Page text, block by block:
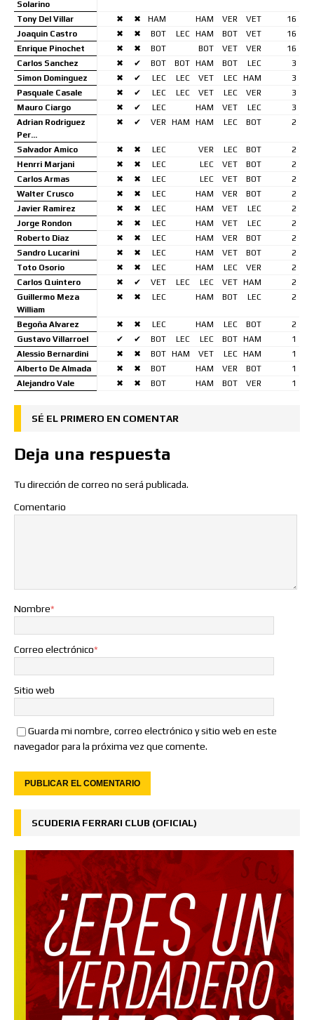
Solarino
Tony Del Villar ✖ ✖ HAM HAM VER VET
16
Joaquin Castro
✖ ✖ BOT LEC HAM BOT VET
16
Enrique Pinochet
✖ ✖ BOT BOT VET VER
16
Carlos Sanchez
✖ ✔ BOT BOT HAM BOT LEC
3
Simon Dominguez
✖ ✔ LEC LEC VET LEC HAM
3
Pasquale Casale
✖ ✔ LEC LEC VET LEC VER
3
Mauro Ciargo
✖ ✔ LEC HAM VET LEC
3
Adrian Rodriguez
Per…
✖ ✔ VER HAM HAM LEC BOT 2
Salvador Amico ✖ ✖ LEC VER LEC BOT
2
Henrri Marjani
✖ ✖ LEC LEC VET BOT
2
Carlos Armas
✖ ✖ LEC LEC VET BOT
2
Walter Crusco
✖ ✖ LEC HAM VER BOT
2
Javier Ramirez
✖ ✖ LEC HAM VET LEC
2
Jorge Rondon
✖ ✖ LEC HAM VET LEC
2
Roberto Diaz
✖ ✖ LEC HAM VER BOT
2
Sandro Lucarini
✖ ✖ LEC HAM VET BOT
2
Toto Osorio
✖ ✖ LEC HAM LEC VER
2
Carlos Quintero
✖ ✔ VET LEC LEC VET HAM
2
Guillermo Meza
William
✖ ✖ LEC HAM BOT LEC 2
Begoña Alvarez ✖ ✖ LEC HAM LEC BOT
2
Gustavo Villarroel
✔ ✔ BOT LEC LEC BOT HAM
1
Alessio Bernardini
✖ ✖ BOT HAM VET LEC HAM
1
Alberto De Almada
✖ ✖ BOT HAM VER BOT
1
Alejandro Vale
✖ ✖ BOT HAM BOT VER 1
SÉ EL PRIMERO EN COMENTAR
Deja una respuesta
Tu dirección de correo no será publicada.
Comentario
Nombre*
Correo electrónico*
Sitio web
Guarda mi nombre, correo electrónico y sitio web en este
navegador para la próxima vez que comente.
SCUDERIA FERRARI CLUB (OFICIAL)